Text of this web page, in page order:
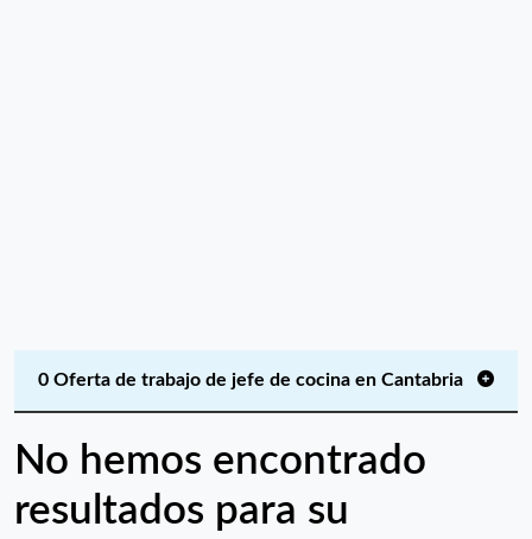
0 Oferta de trabajo de jefe de cocina en Cantabria
No hemos encontrado
resultados para su